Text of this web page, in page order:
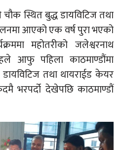
स्थित बुद्ध डायविटिज तथा
आएको एक वर्ष पुरा भएको
महोतरीको जलेश्वरनाथ
आफु पहिला काठमाण्डौंमा
तथा थायराईड केयर
भरपर्दो देखेपछि काठमाण्डौं